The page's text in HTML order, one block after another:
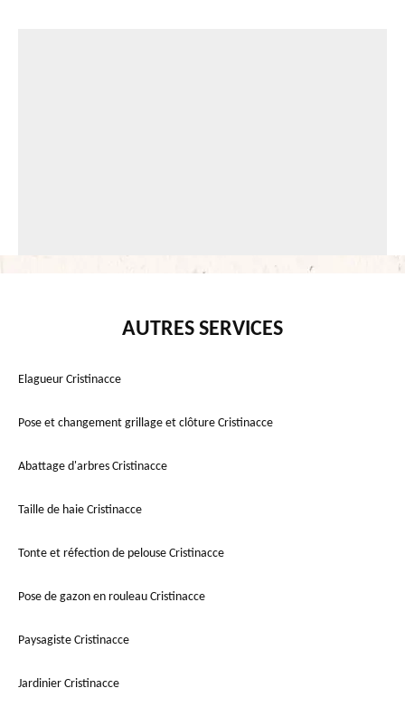
AUTRES SERVICES
Elagueur Cristinacce
Pose et changement grillage et clôture Cristinacce
Abattage d'arbres Cristinacce
Taille de haie Cristinacce
Tonte et réfection de pelouse Cristinacce
Pose de gazon en rouleau Cristinacce
Paysagiste Cristinacce
Jardinier Cristinacce